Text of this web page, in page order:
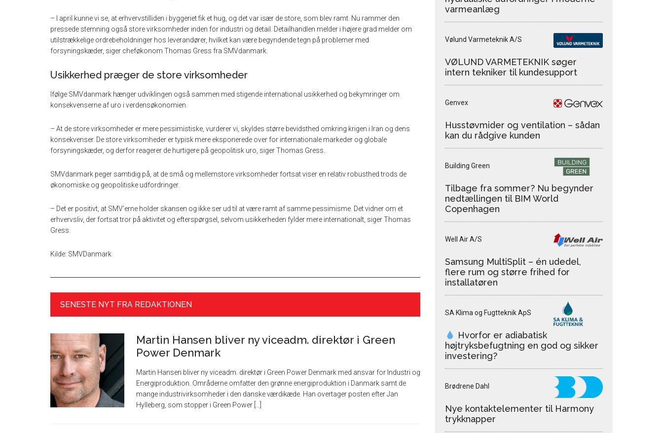
– I april kunne vi se, at erhvervstilliden i byggeriet fik et hug, og det var især de store, som blev ramt. Nu rammer den
pressede stemning også store virksomheder inden for industri og detail. Detailhandlen melder i højere grad melder om
utilstrækkelige ordrebeholdninger hos leverandører, hvilket kan være begyndende tegn på problemer med
forsyningskæder, siger cheføkonom Thomas Gress fra SMVdanmark.
Usikkerhed præger de store virksomheder
Ifølge SMVdanmark hænger udviklingen også sammen med stigende international usikkerhed og bekymringer om
konsekvenserne af uro i verdensøkonomien.
– At de store virksomheder er mere pessimistiske, vurderer vi, skyldes større bevidsthed omkring krigen i Iran og dens
konsekvenser. De store virksomheder er typisk mere eksponerede over for internationale markeder og globale
forsyningskæder, og derfor reagerer de hurtigere på geopolitisk uro, siger Thomas Gress.
SMVdanmark peger samtidig på, at de små og mellemstore virksomheder fortsat viser en relativ robusthed trods de
økonomiske og geopolitiske udfordringer.
– Det er positivt, at SMV’erne holder skansen og ikke ser ud til at være ramt af samme pessimisme. Det vidner om et
erhvervsliv, der fortsat tror på aktivitet og efterspørgsel, selvom usikkerheden fylder mere internationalt, siger Thomas
Gress.
Kilde: SMVDanmark
SENESTE NYT FRA REDAKTIONEN
Martin Hansen bliver ny viceadm. direktør i Green
Power Denmark
Martin Hansen bliver ny viceadm. direktør i Green Power Denmark med ansvar for Industri og
Energiproduktion. Områderne omfatter den grønne energiproduktion i Danmark samt de
mange industrivirksomheder i den danske værdikæde. Han overtager posten efter Jan
Hylleberg, som stopper i Green Power [...]
varmeanlæg
Vølund Varmeteknik A/S
VØLUND VARMETEKNIK søger
intern tekniker til kundesupport
Genvex
Husstøvmider og ventilation – sådan
kan du rådgive kunden
Building Green
Tilbage fra sommer? Nu begynder
nedtællingen til BIM World
Copenhagen
Well Air A/S
Samsung MultiSplit – én udedel,
flere rum og større frihed for
installatøren
SA Klima og Fugtteknik ApS
Hvorfor er adiabatisk
højtryksbefugtning en god og sikker
investering?
Brødrene Dahl
Nye kontaktelementer til Harmony
trykknapper